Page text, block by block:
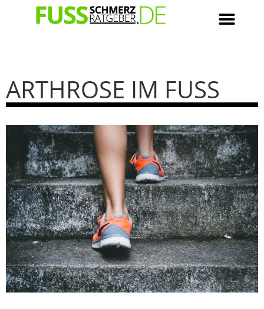
ARTHROSE IM FUSS